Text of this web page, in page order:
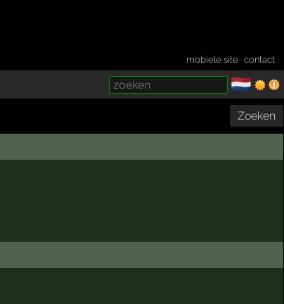
mobiele site ·contact
🇳🇱
Zoeken